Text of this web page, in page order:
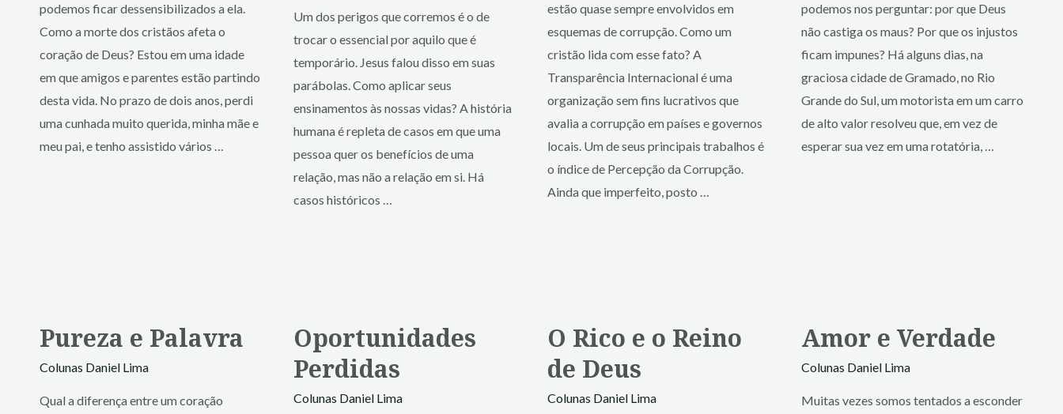
podemos ficar dessensibilizados a ela.
Como a morte dos cristãos afeta o
coração de Deus? Estou em uma idade
em que amigos e parentes estão partindo
desta vida. No prazo de dois anos, perdi
uma cunhada muito querida, minha mãe e
meu pai, e tenho assistido vários …
Um dos perigos que corremos é o de
trocar o essencial por aquilo que é
temporário. Jesus falou disso em suas
parábolas. Como aplicar seus
ensinamentos às nossas vidas? A história
humana é repleta de casos em que uma
pessoa quer os benefícios de uma
relação, mas não a relação em si. Há
casos históricos …
estão quase sempre envolvidos em
esquemas de corrupção. Como um
cristão lida com esse fato? A
Transparência Internacional é uma
organização sem fins lucrativos que
avalia a corrupção em países e governos
locais. Um de seus principais trabalhos é
o índice de Percepção da Corrupção.
Ainda que imperfeito, posto …
podemos nos perguntar: por que Deus
não castiga os maus? Por que os injustos
ficam impunes? Há alguns dias, na
graciosa cidade de Gramado, no Rio
Grande do Sul, um motorista em um carro
de alto valor resolveu que, em vez de
esperar sua vez em uma rotatória, …
Pureza e Palavra
Colunas Daniel Lima
Qual a diferença entre um coração
Oportunidades
Perdidas
Colunas Daniel Lima
O Rico e o Reino
de Deus
Colunas Daniel Lima
Amor e Verdade
Colunas Daniel Lima
Muitas vezes somos tentados a esconder